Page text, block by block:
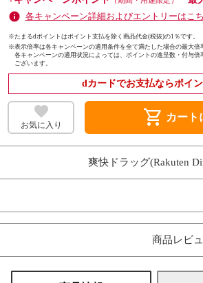
各キャンペーン詳細およびエントリーはこ
※たまるdポイントはポイント支払を除く商品代金(税抜)の1％です。
※表示倍率は各キャンペーンの適用条件を全て満たした場合の最大倍
各キャンペーンの適用状況によっては、ポイントの進呈数・付与
ございます。
dカードでお支払ならポイ
お気に入り shopping_cart カート
爽快ドラッグ(Rakuten
商品レビ